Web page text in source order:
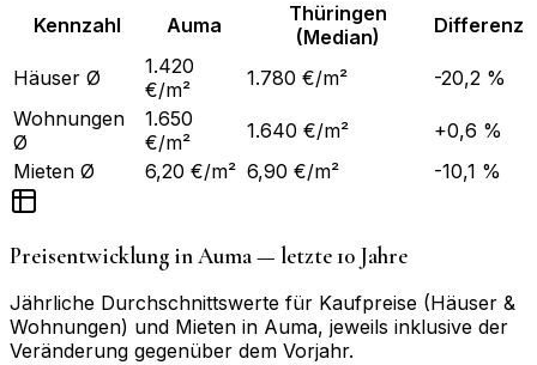
Kennzahl Auma
Thüringen
(Median)
Differenz
Häuser Ø
1.420
€/m²
1.780 €/m²
-20,2 %
Wohnungen
Ø
1.650
€/m²
1.640 €/m²
+0,6 %
Mieten Ø
6,20 €/m² 6,90 €/m² -10,1 %
Preisentwicklung inAuma— letzte 10 Jahre
Jährliche Durchschnittswerte für Kaufpreise (Häuser &
Wohnungen) und Mieten in Auma, jeweils inklusive der
Veränderung gegenüber dem Vorjahr.